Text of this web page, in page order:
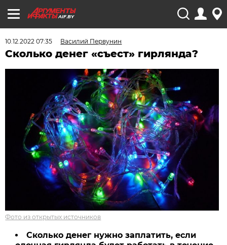
AIF.BY
10.12.2022 07:35 Василий Первунин
Сколько денег «съест» гирлянда?
Фото из открытых источников
Сколько денег нужно заплатить, если